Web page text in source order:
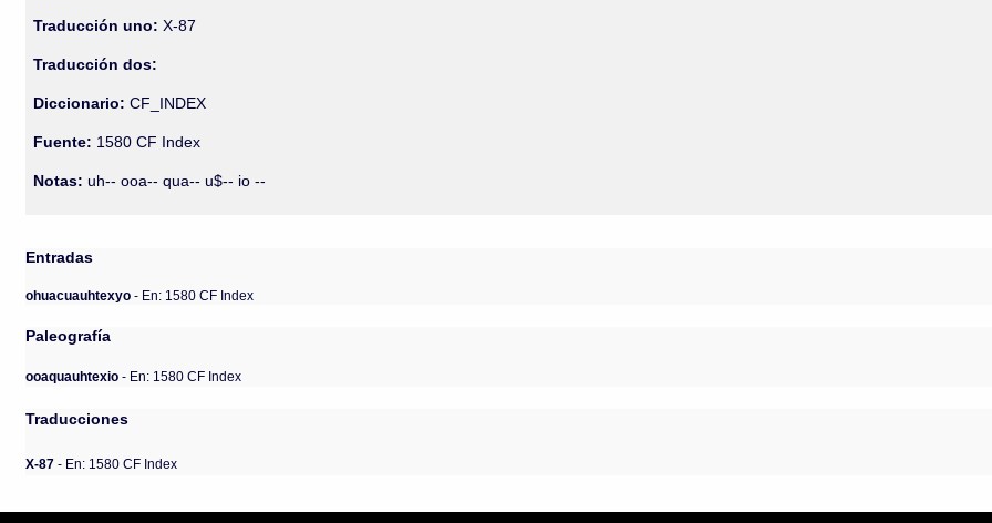
Traducción uno: X-87
Traducción dos:
Diccionario:CF_INDEX
Fuente: 1580 CF Index
Notas: uh-- ooa-- qua-- u$-- io --
Entradas
ohuacuauhtexyo- En: 1580 CF Index
Paleografía
ooaquauhtexio - En: 1580 CF Index
Traducciones
X-87 - En: 1580 CF Index